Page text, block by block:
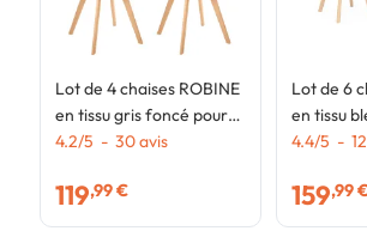
Lot de 4 chaises ROBINE
en tissu gris foncé pour
salle à manger
4.2/5 - 30avis
119,99 €
Lot de 6
en tissu
salle à
4.4/5 - 12
159,99